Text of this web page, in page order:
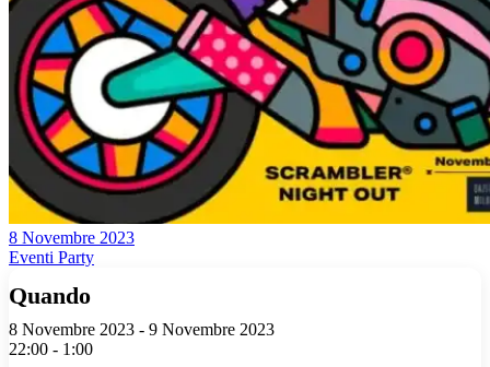
8 Novembre 2023
Eventi Party
Quando
8 Novembre 2023 - 9 Novembre 2023
22:00 - 1:00